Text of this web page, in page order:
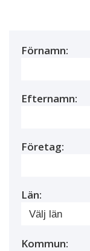
Förnamn:
Efternamn:
Företag:
Län:
Kommun: